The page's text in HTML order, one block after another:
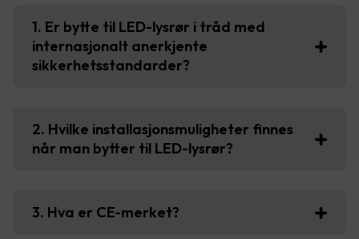
1. Er bytte til LED-lysrør i tråd med
internasjonalt anerkjente
sikkerhetsstandarder?
2. Hvilke installasjonsmuligheter finnes
når man bytter til LED-lysrør?
3. Hva er CE-merket?